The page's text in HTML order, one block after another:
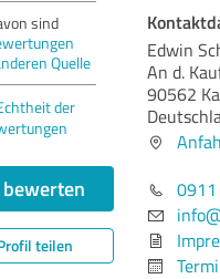
sind
Quelle
der
bewerten
teilen
Edwin
An d.
90562